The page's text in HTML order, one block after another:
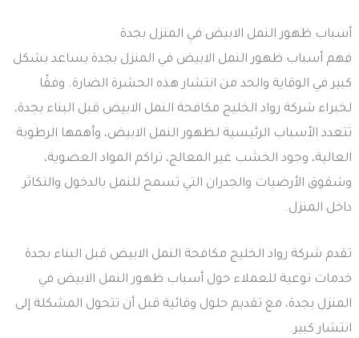
أسباب ظهور النمل الابيض في المنزل بجدة
فهم أسباب ظهور النمل الابيض في المنزل بجدة يساعد بشكل
كبير في الوقاية والحد من انتشار هذه الحشرة الضارة. وفقًا
لخبراء شركة رواد الخليج مكافحة النمل الابيض قبل البناء بجدة،
تتعدد الأسباب الرئيسية لظهور النمل الابيض، وأهمها الرطوبة
العالية، وجود الخشب غير المعالج، تراكم المواد العضوية،
وشقوق الأرضيات والجدران التي تسمح للنمل بالدخول والتكاثر
داخل المنزل.
تقدم شركة رواد الخليج مكافحة النمل الابيض قبل البناء بجدة
خدمات توعية للعملاء حول أسباب ظهور النمل الابيض في
المنزل بجدة، مع تقديم حلول وقائية قبل أن تتحول المشكلة إلى
انتشار كبير.